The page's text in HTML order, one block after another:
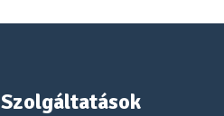
Szolgáltatások